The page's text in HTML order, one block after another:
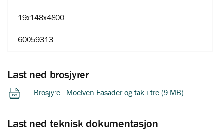
19x148x4800
60059313
Last ned brosjyrer
Brosjyre---Moelven-Fasader-og-tak-i-tre (9 MB)
Last ned teknisk dokumentasjon